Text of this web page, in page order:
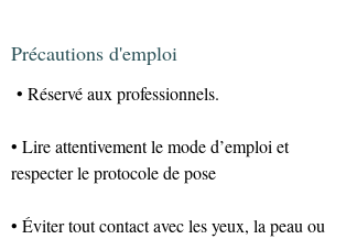
Précautions d'emploi
• Réservé aux professionnels.
• Lire attentivement le mode d’emploi et
respecter le protocole de pose
• Éviter tout contact avec les yeux, la peau ou